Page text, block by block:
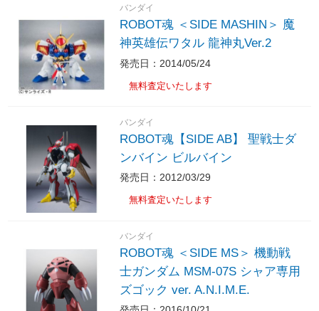
バンダイ
ROBOT魂 ＜SIDE MASHIN＞ 魔
神英雄伝ワタル 龍神丸Ver.2
発売日：2014/05/24
無料査定いたします
バンダイ
ROBOT魂【SIDE AB】 聖戦士ダ
ンバイン ビルバイン
発売日：2012/03/29
無料査定いたします
バンダイ
ROBOT魂 ＜SIDE MS＞ 機動戦
士ガンダム MSM-07S シャア専用
ズゴック ver. A.N.I.M.E.